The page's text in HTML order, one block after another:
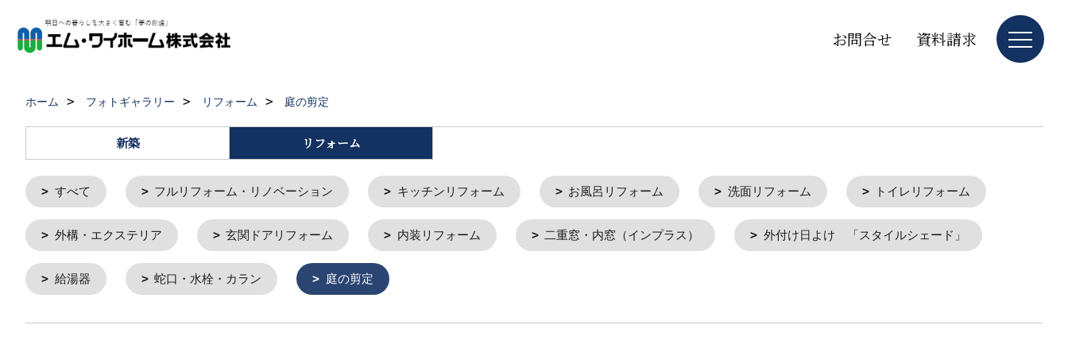
お問合せ 資料請求
ホーム フォトギャラリー リフォーム 庭の剪定
新築 リフォーム
すべて フルリフォーム・リノベーション キッチンリフォーム お風呂リフォーム 洗面リフォーム トイレリフォーム
外構・エクステリア 玄関ドアリフォーム 内装リフォーム 二重窓・内窓（インプラス） 外付け日よけ 「スタイルシェード」
給湯器 蛇口・水栓・カラン 庭の剪定